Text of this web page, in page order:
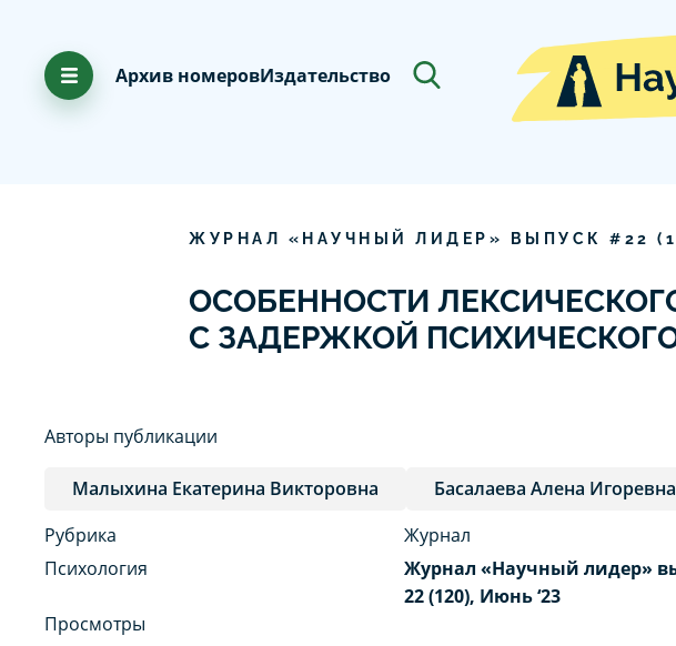
Архив номеровИздательство
ЖУРНАЛ «НАУЧНЫЙ ЛИДЕР» ВЫПУСК # 22 (
ОСОБЕННОСТИ
С ЗАДЕРЖКОЙ
Авторы публикации
Малыхина Екатерина Викторовна
Басалаева Алена Игоревна
Рубрика
Психология
Просмотры
Журнал
Журнал «Научный лидер»
22 (120), Июнь ‘23